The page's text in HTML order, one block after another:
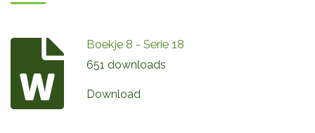
Boekje 8 - Serie 18
651 downloads
Download